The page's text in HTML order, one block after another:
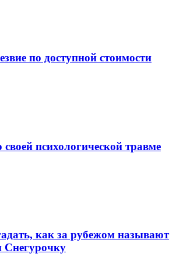
по доступной стоимости
своей психологической травме
как за рубежом называют
Снегурочку